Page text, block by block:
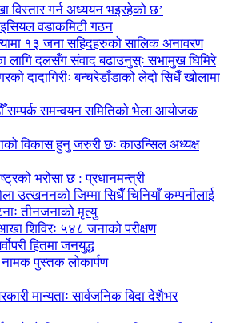
विस्तार गर्न अध्ययन भइरहेको छ’
वडाकमिटी गठन
१३ जना सहिदहरुको सालिक अनावरण
लागि दलसँग संवाद बढाउनुस्ः सभामुख घिमिरे
दादागिरीः बन्चरेडाँडाको लेदो सिधैँ खोलामा
सम्पर्क समन्वयन समितिको भेला आयोजक
विकास हुनु जरुरी छः काउन्सिल अध्यक्ष
भरोसा छ : प्रधानमन्त्री
उत्खननको जिम्मा सिधैँ चिनियाँ कम्पनीलाई
तीनजनाको मृत्यु
शिविरः ५४८ जनाको परीक्षण
हितमा जनयुद्ध
नामक पुस्तक लोकार्पण
मान्यताः सार्वजनिक बिदा देशैभर